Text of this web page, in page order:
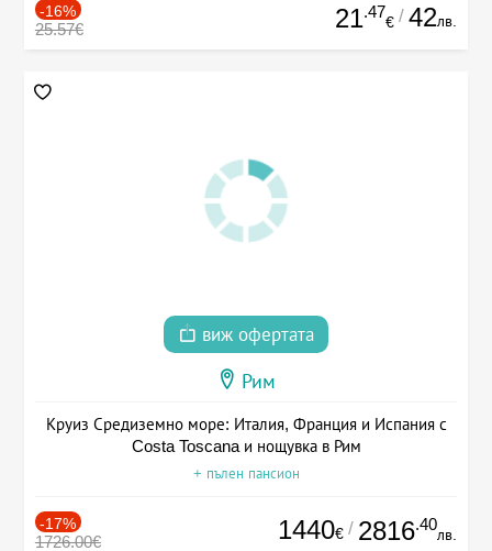
-16%
25.57€ 21.47
€ / 42лв.
виж офертата
Рим
Круиз Средиземно море: Италия, Франция и Испания с
Costa Toscana и нощувка в Рим
+ пълен пансион
-17%
1726.00€ 1440€ / 2816.40
лв.